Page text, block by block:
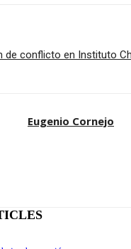
de conflicto en Instituto
Eugenio Cornejo